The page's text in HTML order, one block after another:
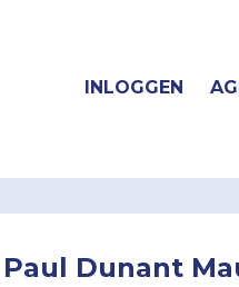
INLOGGEN
Paul Dunant